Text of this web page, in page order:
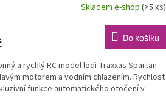
Skladem e-shop(>5 ks)
Do košíku
a rychlý RC model lodi Traxxas Spartan
motorem a vodním chlazením. Rychlost
funkce automatického otočení v